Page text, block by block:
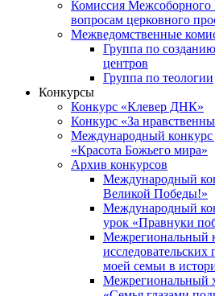
Комиссия Межсоборного
вопросам церковного
Межведомственные
Группа по
центров
Группа по теологии
Конкурсы
Конкурс «Клевер ДНК»
Конкурс «За
Международный конкурс
«Красота Божьего мира»
Архив конкурсов
Международный
Великой Победы!»
Международный
урок «Правнуки
Межрегиональный
моей семьи в
Межрегиональный